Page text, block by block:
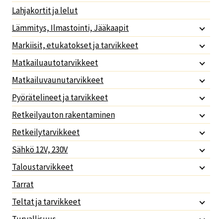
Lahjakortit ja lelut
Lämmitys, Ilmastointi, Jääkaapit
Markiisit, etukatokset ja tarvikkeet
Matkailuautotarvikkeet
Matkailuvaunutarvikkeet
Pyörätelineet ja tarvikkeet
Retkeilyauton rakentaminen
Retkeilytarvikkeet
Sähkö 12V, 230V
Taloustarvikkeet
Tarrat
Teltat ja tarvikkeet